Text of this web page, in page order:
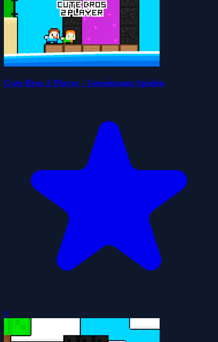
Cute Bros 2 Player - Gemeinsam Spielen
0